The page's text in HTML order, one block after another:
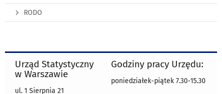
RODO
Urząd Statystyczny
w Warszawie
ul. 1 Sierpnia 21
Godziny pracy Urzędu:
poniedziałek-piątek 7.30-15.30